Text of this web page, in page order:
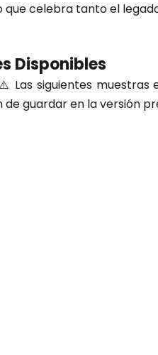
que celebra tanto el
Disponibles
⚠️ Las siguientes muestras
de guardar en la versión